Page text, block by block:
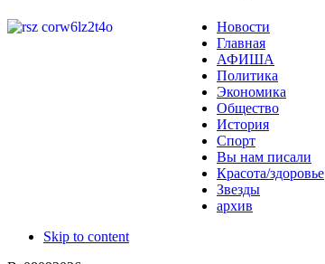
Новости
Главная
АФИША
Политика
Экономика
Общество
История
Спорт
Вы нам писали
Красота/здоровье
Звезды
архив
Skip to content